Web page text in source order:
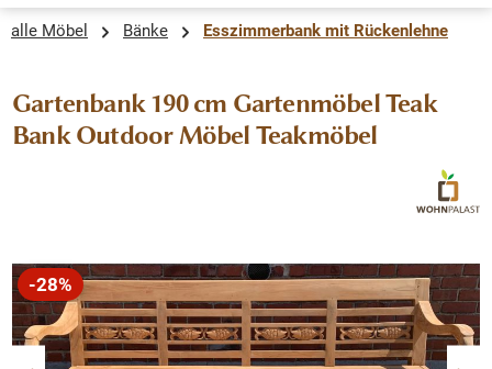
alle Möbel Bänke Esszimmerbank mit Rückenlehne
Gartenbank 190 cm Gartenmöbel Teak
Bank Outdoor Möbel Teakmöbel
Bildergalerie überspringen
-28%
Rabatt